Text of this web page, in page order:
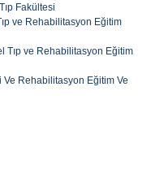
ve Rehabilitasyon Eğitim
Tıp ve Rehabilitasyon Eğitim
Ve Rehabilitasyon Eğitim Ve